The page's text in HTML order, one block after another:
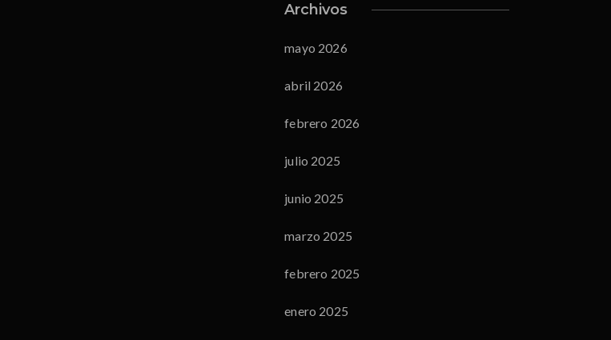
Archivos
mayo 2026
abril 2026
febrero 2026
julio 2025
junio 2025
marzo 2025
febrero 2025
enero 2025